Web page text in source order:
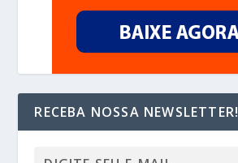
RECEBA NOSSA NEWSLETTER!